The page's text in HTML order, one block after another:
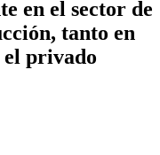
en el sector de
tanto en
el privado